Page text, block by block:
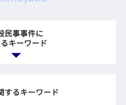
民事事件に
キーワード
するキーワード